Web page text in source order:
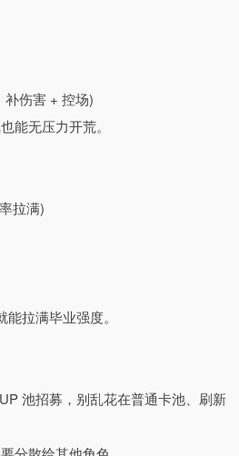
境等场景充满东方美学韵味，忍者角
式的剧情演绎，搭配带感的战斗音
旅程。
有秘境爬塔、封印巨兽、种族试炼、地
竞技场、全服忍界争霸、斗法对决等热
能热血冲榜战个痛快，满足不同玩家
伤害 + 控场)
能无压力开荒。
拉满)
拉满毕业强度。
池招募，别乱花在普通卡池、刷新